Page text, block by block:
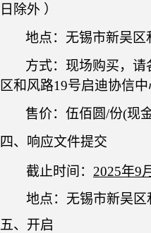
日 除外 ）
地点：无锡市新吴区
方式：现场购买，
区和风路19号启迪协信
售价： 伍佰圆/份(现
四、响应文件提交
截止时间： 2025年9月
地点： 无锡市新吴区
五、开启